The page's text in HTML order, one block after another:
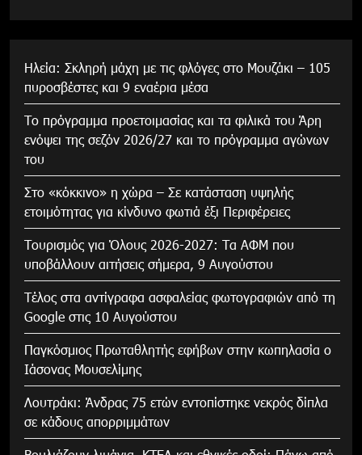
Ηλεία: Σκληρή μάχη με τις φλόγες στο Μουζάκι – 105
πυροσβέστες και 9 εναέρια μέσα
Το πρόγραμμα προετοιμασίας και τα φιλικά του Άρη
ενόψει της σεζόν 2026/27 και το πρόγραμμα αγώνων
του
Στο «κόκκινο» η χώρα – Σε κατάσταση υψηλής
ετοιμότητας για κίνδυνο φωτιά έξι Περιφέρειες
Τουρισμός για Όλους 2026-2027: Τα ΑΦΜ που
υποβάλλουν αιτήσεις σήμερα, 9 Αυγούστου
Τέλος στα αντίγραφα ασφαλείας φωτογραφιών από τη
Google στις 10 Αυγούστου
Παγκόσμιος Πρωταθλητής εφήβων στην κωπηλασία ο
Ιάσονας Μουσελίμης
Λουτράκι: Άνδρας 75 ετών εντοπίστηκε νεκρός δίπλα
σε κάδους απορριμμάτων